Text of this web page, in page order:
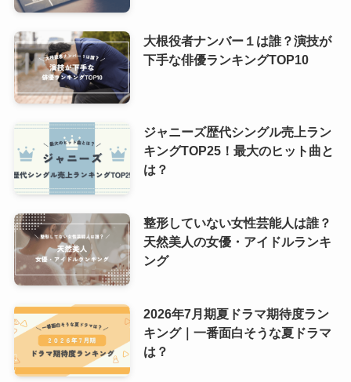
大根役者ナンバー１は誰？演技が
下手な俳優ランキングTOP10
ジャニーズ歴代シングル売上ラン
キングTOP25！最大のヒット曲と
は？
整形していない女性芸能人は誰？
天然美人の女優・アイドルランキ
ング
2026年7月期夏ドラマ期待度ラン
キング｜一番面白そうな夏ドラマ
は？